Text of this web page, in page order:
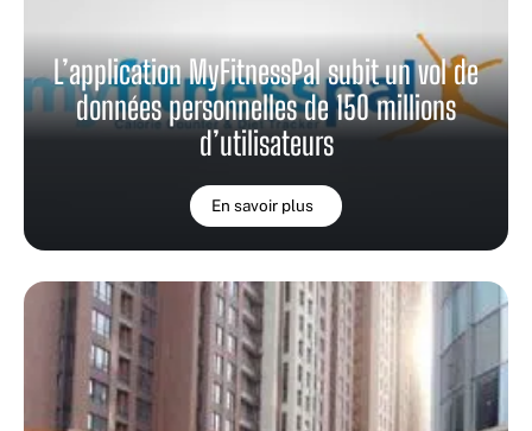
L’application MyFitnessPal subit un vol de
données personnelles de 150 millions
d’utilisateurs
En savoir plus